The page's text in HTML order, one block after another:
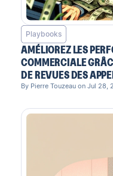
Playbooks
AMÉLIOREZ LES
COMMERCIALE
DE REVUES DES
By Pierre Touzeau on Jul 28,